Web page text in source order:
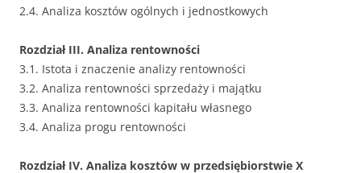
2.4. Analiza kosztów ogólnych i jednostkowych
Rozdział III. Analiza rentowności
3.1. Istota i znaczenie analizy rentowności
3.2. Analiza rentowności sprzedaży i majątku
3.3. Analiza rentowności kapitału własnego
3.4. Analiza progu rentowności
Rozdział IV. Analiza kosztów w przedsiębiorstwie X